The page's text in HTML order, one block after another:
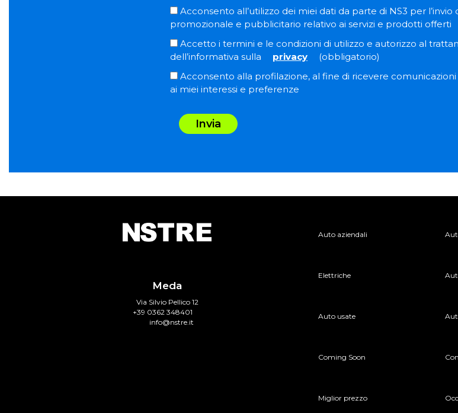
Acconsento all’utilizzo dei miei dati da parte di NS3 per
promozionale e pubblicitario relativo ai servizi e prodotti offerti
Accetto i termini e le condizioni di utilizzo e autorizzo al
dell’informativa sulla
privacy
(obbligatorio)
Acconsento alla profilazione, al fine di ricevere
ai miei interessi e preferenze
Invia
Meda
Via Silvio Pellico 12
+39 0362 348401
info@nstre.it
Auto aziendali
Elettriche
Auto usate
Coming Soon
Miglior prezzo